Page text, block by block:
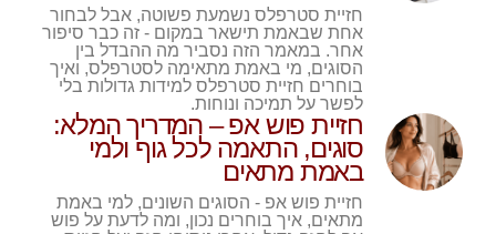
חזיית סטרפלס נשמעת פשוטה, אבל לבחור
אחת שבאמת תישאר במקום - זה כבר סיפור
אחר. במאמר הזה נסביר מה ההבדל בין
הסוגים, מי באמת מתאימה לסטרפלס, ואיך
בוחרים חזיית סטרפלס למידות גדולות בלי
לפשר על תמיכה ונוחות.
חזיית פוש אפ – המדריך המלא:
סוגים, התאמה לכל גוף ולמי
באמת מתאים
חזיית פוש אפ - הסוגים השונים, למי באמת
מתאים, איך בוחרים נכון, ומה לדעת על פוש